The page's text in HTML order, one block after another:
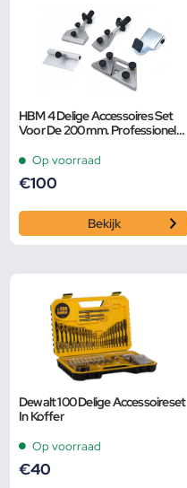
HBM 4 Delige Accessoires Set
Voor De 200 mm. Professionele
Gereedschapslijpmach
Op voorraad
€100
Bekijk
Dewalt 100 Delige Accessoireset
In Koffer
Op voorraad
€40